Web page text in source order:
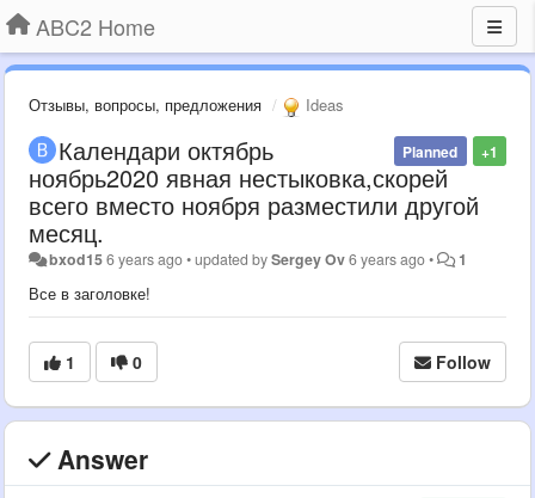
ABC2 Home
Отзывы, вопросы, предложения Ideas
+1
Planned
Календари октябрь
ноябрь2020 явная нестыковка,скорей
всего вместо ноября разместили другой
месяц.
bxod156 years ago•updated bySergey Ov6 years ago• 1
Все в заголовке!
1 0 Follow
Answer